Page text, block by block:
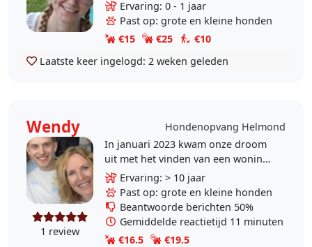
huisje met tuintje maar helaas zelf
geen diertjes..
Ervaring: 0 - 1 jaar
Past op: grote en kleine honden
€15
€25
€10
Laatste keer ingelogd: 2 weken geleden
Wendy Hondenopvang Helmond
1 review
In januari 2023 kwam onze droom
uit met het vinden van een woning
met 1 ha grond waarop we een
mooie, grote speelweide voor
zowel onze als..
Ervaring: > 10 jaar
Past op: grote en kleine honden
Beantwoorde berichten 50%
Gemiddelde reactietijd 11 minuten
€16.5
€19.5